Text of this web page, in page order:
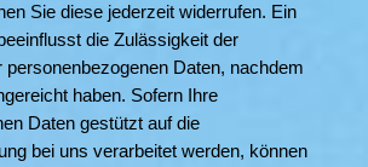
Sie diese jederzeit widerrufen. Ein
die Zulässigkeit der
personenbezogenen Daten, nachdem
haben. Sofern Ihre
Daten gestützt auf die
bei uns verarbeitet werden, können